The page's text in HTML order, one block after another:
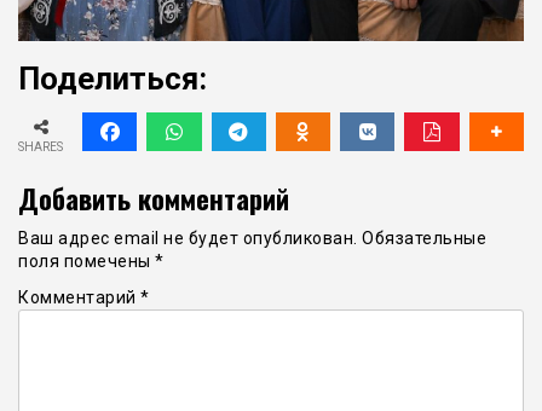
Поделиться:
SHARES
Добавить комментарий
Ваш адрес email не будет опубликован. Обязательные
поля помечены *
Комментарий *